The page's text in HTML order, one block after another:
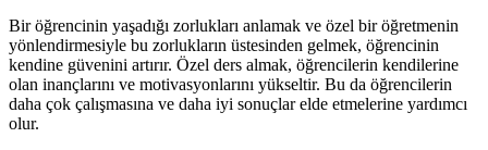
Bir öğrencinin yaşadığı zorlukları anlamak ve özel bir öğretmenin
yönlendirmesiyle bu zorlukların üstesinden gelmek, öğrencinin
kendine güvenini artırır. Özel ders almak, öğrencilerin kendilerine
olan inançlarını ve motivasyonlarını yükseltir. Bu da öğrencilerin
daha çok çalışmasına ve daha iyi sonuçlar elde etmelerine yardımcı
olur.